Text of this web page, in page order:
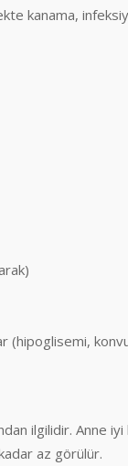
kanama,
(hipoglisemi,
ilgilidir. Anne
az görülür.